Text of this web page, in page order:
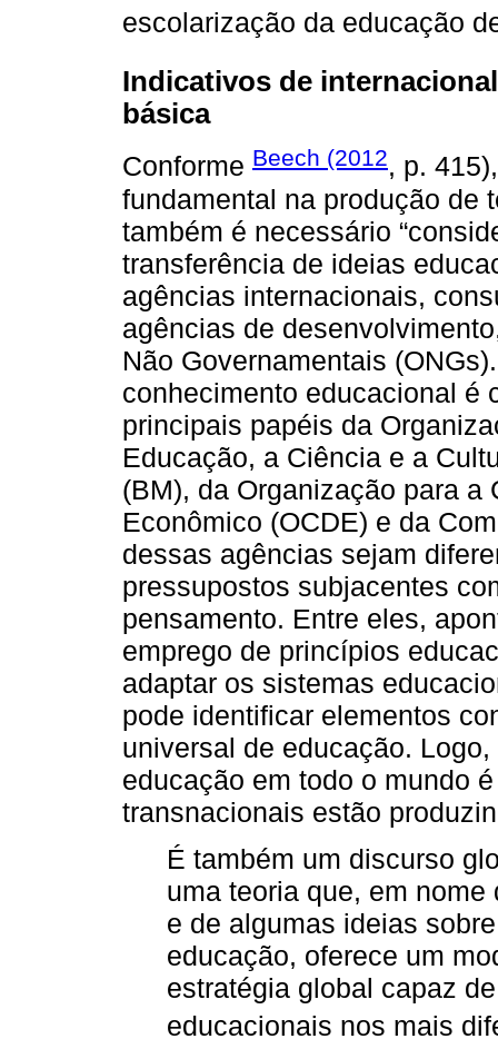
escolarização da educação
Indicativos de
básica
Conforme Beech (2012, p.
fundamental na produção de
também é necessário
transferência de ideias
agências internacionais,
agências de
Não Governamentais
conhecimento educacional é
principais papéis da
Educação, a Ciência e a
(BM), da Organização para
Econômico (OCDE) e da
dessas agências sejam
pressupostos subjacentes
pensamento. Entre eles,
emprego de princípios
adaptar os sistemas
pode identificar elementos
universal de educação.
educação em todo o mundo
transnacionais estão
É também um discurso
uma teoria que, em
e de algumas ideias
educação, oferece um
estratégia global capaz
educacionais nos mais